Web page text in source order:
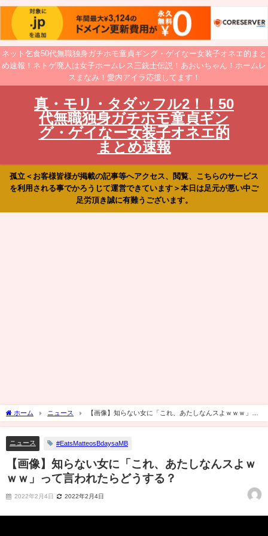
ネット乞食50代無職独身ガチホモ童貞ギング・ゲイなー女装子オネエ的まと
め速報！ネトゲ廃人は女子ホームレス三銃士伝説！あおいちゃん！ホームレ
スまなみ！愛内アイラ応援してます！
真・モリ・タダッフル2！！50
代無職独身ガチホモ童貞ギン
グ・ゲイなー女装子オネエ的
まとめ速報
孤立＜お客様皆様が掲載の記事等へアクセス、閲覧、こちらのサービス
を利用される事でかろうじて運営できています＞本日は足元が悪い中ご
足労頂き誠に有難うございます。
ホーム ニュース
【画像】知らない女に「これ、あたしなんスよｗｗｗ」っ
て言われたらどうする？
ニュース #EatsMatteosBdaysaMB
【画像】知らない女に「これ、あたしなんスよｗ
ｗｗ」って言われたらどうする？
2022年2月4日 2022年2月4日